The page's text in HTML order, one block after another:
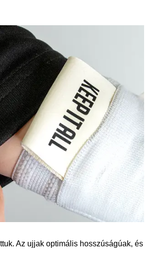
Az ujjak optimális hosszúságúak, és